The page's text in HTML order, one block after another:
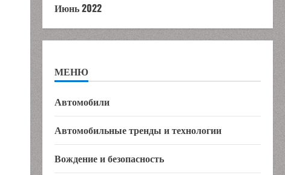
Июнь 2022
МЕНЮ
Автомобили
Автомобильные тренды и технологии
Вождение и безопасность